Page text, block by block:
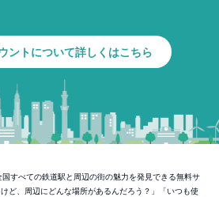
ントについて詳しくはこちら
すべての鉄道駅と周辺の街の魅力を発見できる無料サ
ど、周辺にどんな場所があるんだろう？」「いつも使